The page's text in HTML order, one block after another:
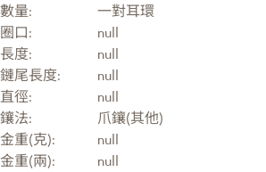
數量:
一對耳環
圈口:
null
長度:
null
鏈尾長度:
null
直徑:
null
鑲法:
爪鑲(其他)
金重(克):
null
金重(兩):
null